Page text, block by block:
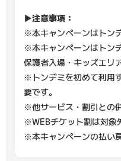
▶注意事項：
※本キャンペーンはトン
※本キャンペーンはトン
保護者入場・キッズエリ
※トンデミを初めて利用
要です。
※他サービス・割引との
※WEBチケット割は対象
※本キャンペーンの払い